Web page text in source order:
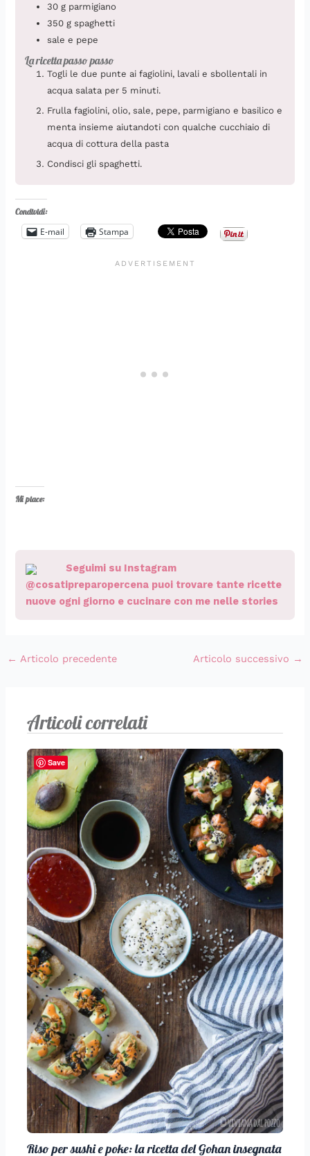
30 g parmigiano
350 g spaghetti
sale e pepe
La ricetta passo passo
Togli le due punte ai fagiolini, lavali e sbollentali in
acqua salata per 5 minuti.
Frulla fagiolini, olio, sale, pepe, parmigiano e basilico e
menta insieme aiutandoti con qualche cucchiaio di
acqua di cottura della pasta
Condisci gli spaghetti.
Condividi:
E-mail Stampa
Mi piace:
Seguimi su Instagram
@cosatipreparopercena puoi trovare tante ricette
nuove ogni giorno e cucinare con me nelle stories
← Articolo precedente Articolo successivo →
Articoli correlati
Riso per sushi e poke: la ricetta del Gohan insegnata
Save